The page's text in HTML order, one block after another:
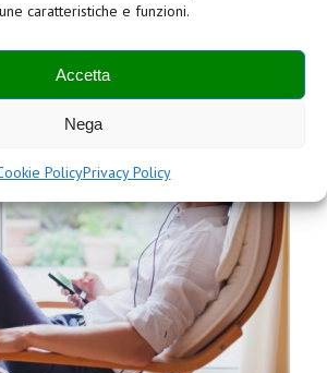
caratteristiche e funzioni.
Accetta
Nega
PolicyPrivacy Policy